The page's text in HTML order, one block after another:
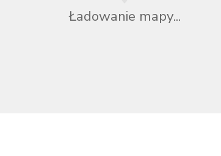
Ładowanie mapy...